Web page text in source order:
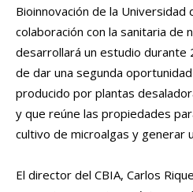
Bioinnovación de la Universidad
colaboración con la sanitaria de
desarrollará un estudio durante
de dar una segunda
producido por plantas
y que reúne las propiedades
cultivo de microalgas y generar
El director del CBIA, Carlos